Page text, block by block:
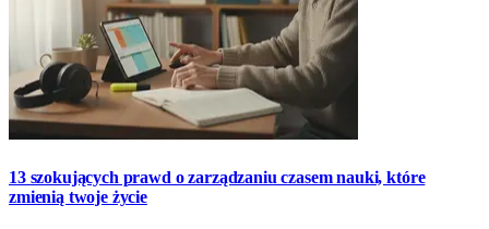
13 szokujących prawd o zarządzaniu czasem nauki, które
zmienią twoje życie